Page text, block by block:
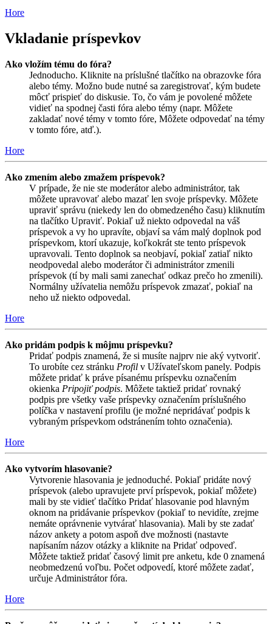
Hore
Vkladanie príspevkov
Ako vložím tému do fóra?
Jednoducho. Kliknite na príslušné tlačítko na obrazovke fóra
alebo témy. Možno bude nutné sa zaregistrovať, kým budete
môcť prispieť do diskusie. To, čo vám je povolené môžete
vidieť na spodnej časti fóra alebo témy (napr. Môžete
zakladať nové témy v tomto fóre, Môžete odpovedať na témy
v tomto fóre, atď.).
Hore
Ako zmením alebo zmažem príspevok?
V prípade, že nie ste moderátor alebo administrátor, tak
môžete upravovať alebo mazať len svoje príspevky. Môžete
upraviť správu (niekedy len do obmedzeného času) kliknutím
na tlačítko Upraviť. Pokiaľ už niekto odpovedal na váš
príspevok a vy ho upravíte, objaví sa vám malý doplnok pod
príspevkom, ktorí ukazuje, koľkokrát ste tento príspevok
upravovali. Tento doplnok sa neobjaví, pokiaľ zatiaľ nikto
neodpovedal alebo moderátor či administrátor zmenili
príspevok (tí by mali sami zanechať odkaz prečo ho zmenili).
Normálny užívatelia nemôžu príspevok zmazať, pokiaľ na
neho už niekto odpovedal.
Hore
Ako pridám podpis k môjmu príspevku?
Pridať podpis znamená, že si musíte najprv nie aký vytvoriť.
To urobíte cez stránku Profil v Užívateľskom panely. Podpis
môžete pridať k práve písanému príspevku označením
okienka Pripojiť podpis. Môžete taktiež pridať rovnaký
podpis pre všetky vaše príspevky označením príslušného
políčka v nastavení profilu (je možné nepridávať podpis k
vybraným príspevkom odstránením tohto označenia).
Hore
Ako vytvorím hlasovanie?
Vytvorenie hlasovania je jednoduché. Pokiaľ pridáte nový
príspevok (alebo upravujete prví príspevok, pokiaľ môžete)
mali by ste vidieť tlačítko Pridať hlasovanie pod hlavným
oknom na pridávanie príspevkov (pokiaľ to nevidíte, zrejme
nemáte oprávnenie vytvárať hlasovania). Mali by ste zadať
názov ankety a potom aspoň dve možnosti (nastavte
napísaním názov otázky a kliknite na Pridať odpoveď.
Môžete taktiež pridať časový limit pre anketu, kde 0 znamená
neobmedzenú voľbu. Počet odpovedí, ktoré môžete zadať,
určuje Administrátor fóra.
Hore